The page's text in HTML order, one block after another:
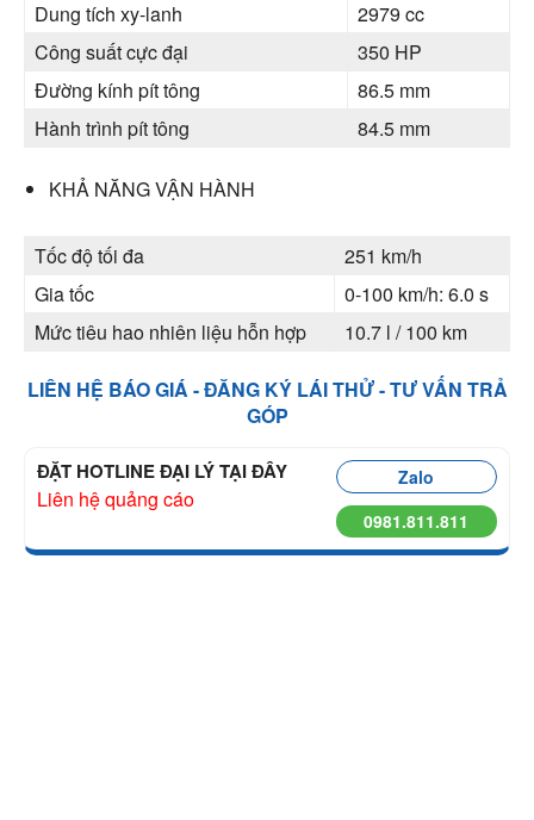
Dung tích xy-lanh
2979 cc
Công suất cực đại
350 HP
Đường kính pít tông
86.5 mm
Hành trình pít tông
84.5 mm
KHẢ NĂNG VẬN HÀNH
Tốc độ tối đa
251 km/h
Gia tốc
0-100 km/h: 6.0 s
Mức tiêu hao nhiên liệu hỗn hợp
10.7 l / 100 km
LIÊN HỆ BÁO GIÁ - ĐĂNG KÝ LÁI THỬ - TƯ VẤN TRẢ
GÓP
ĐẶT HOTLINE ĐẠI LÝ TẠI ĐÂY
Liên hệ quảng cáo
Zalo
0981.811.811